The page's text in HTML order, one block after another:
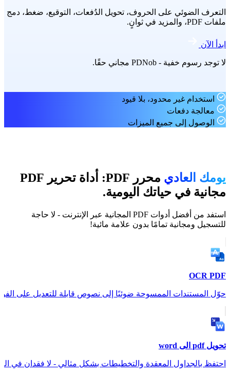
التعرف الضوئي على الحروف، تحويل الدُفعات، التوقيع، ضغط، دمج
ملفات PDF، والمزيد في ثوانٍ.
ابدأ الآن
لا توجد رسوم خفية - PDNob مجاني حقًا.
استخدام غير محدود، بلا قيود
معالجة دفعات
الوصول إلى جميع الميزات
يومك العادي
محرر PDF: أداة تحرير PDF
مجانية في حياتك اليومية.
استفد من أفضل أدوات PDF المجانية عبر الإنترنت - لا حاجة
للتسجيل ومجانية تمامًا بدون علامة مائية!
OCR PDF
حوّل المستندات الممسوحة ضوئيًا إلى نصوص قابلة للتعديل على
تحويل pdf الى word
احتفظ بالجداول المعقدة والتخطيطات بشكل مثالي - لا فقدان في